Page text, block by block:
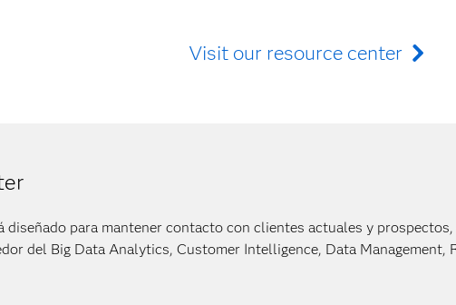
Visit our resource center
diseñado para mantener contacto con clientes actuales y
del Big Data Analytics, Customer Intelligence, Data Management,